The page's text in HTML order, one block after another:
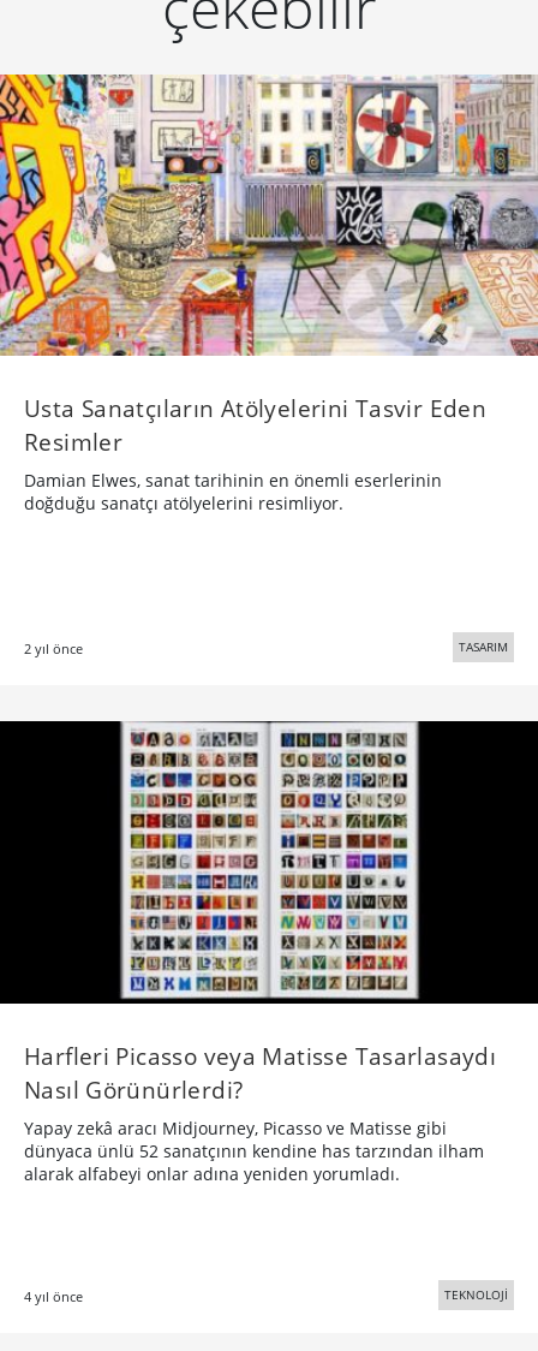
Usta Sanatçıların Atölyelerini Tasvir Eden
Resimler
Damian Elwes, sanat tarihinin en önemli eserlerinin
doğduğu sanatçı atölyelerini resimliyor.
2 yıl önce TASARIM
Harfleri Picasso veya Matisse Tasarlasaydı
Nasıl Görünürlerdi?
Yapay zekâ aracı Midjourney, Picasso ve Matisse gibi
dünyaca ünlü 52 sanatçının kendine has tarzından ilham
alarak alfabeyi onlar adına yeniden yorumladı.
4 yıl önce TEKNOLOJİ